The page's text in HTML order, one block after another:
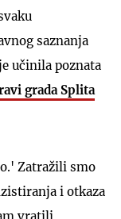
saznanja
učinila poznata
grada Splita
Zatražili smo
i otkaza
vratili